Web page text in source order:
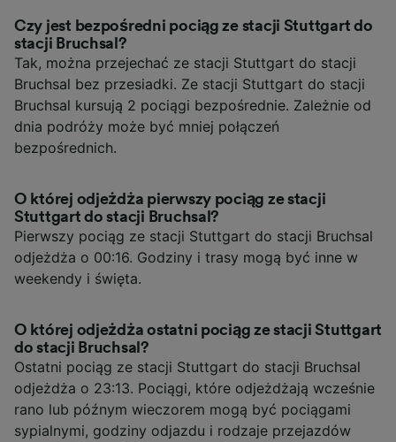
Czy jest bezpośredni pociąg ze stacji Stuttgart do
stacji Bruchsal?
Tak, można przejechać ze stacji Stuttgart do stacji
Bruchsal bez przesiadki. Ze stacji Stuttgart do stacji
Bruchsal kursują 2 pociągi bezpośrednie. Zależnie od
dnia podróży może być mniej połączeń
bezpośrednich.
O której odjeżdża pierwszy pociąg ze stacji
Stuttgart do stacji Bruchsal?
Pierwszy pociąg ze stacji Stuttgart do stacji Bruchsal
odjeżdża o 00:16. Godziny i trasy mogą być inne w
weekendy i święta.
O której odjeżdża ostatni pociąg ze stacji Stuttgart
do stacji Bruchsal?
Ostatni pociąg ze stacji Stuttgart do stacji Bruchsal
odjeżdża o 23:13. Pociągi, które odjeżdżają wcześnie
rano lub późnym wieczorem mogą być pociągami
sypialnymi, godziny odjazdu i rodzaje przejazdów